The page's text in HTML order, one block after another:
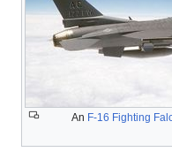
An F-16 Fighting